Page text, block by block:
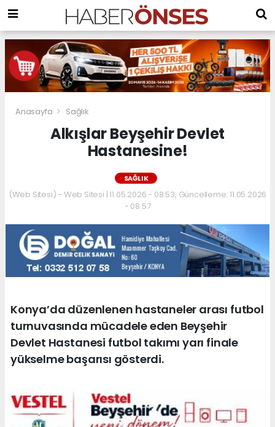
Anasayfa Sağlık
Alkışlar Beyşehir Devlet
Hastanesine!
SAĞLIK
(Web Sitesi) - Web Sitesi | 11.05.2026 - 08:53, Güncelleme: 11.05.2026
- 08:57
Konya’da düzenlenen hastaneler arası futbol
turnuvasında mücadele eden Beyşehir
Devlet Hastanesi futbol takımı yarı finale
yükselme başarısı gösterdi.